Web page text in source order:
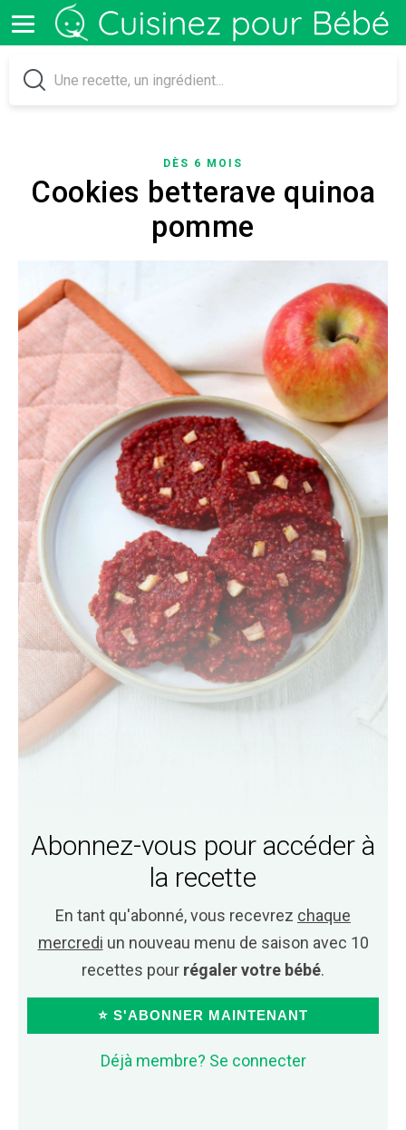
DÈS 6 MOIS
Cookies betterave quinoa
pomme
Abonnez-vous pour accéder à
la recette
En tant qu'abonné, vous recevrez chaque
mercredi un nouveau menu de saison avec 10
recettes pour régaler votre bébé.
⭐ S'ABONNER MAINTENANT
Déjà membre? Se connecter